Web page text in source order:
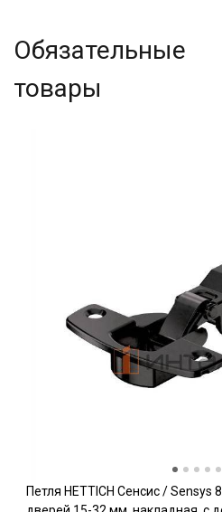
Обязательные
товары
Петля HETTICH Сенсис / Sensys